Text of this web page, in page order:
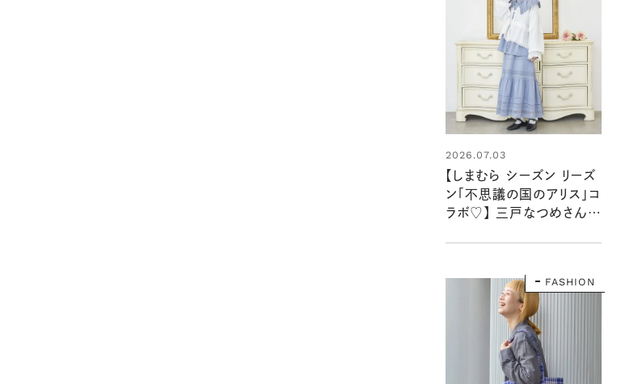
2026.07.03
【しまむら シーズン リーズ
ン「不思議の国のアリス」コ
ラボ♡】 三戸なつめさんが
FASHION